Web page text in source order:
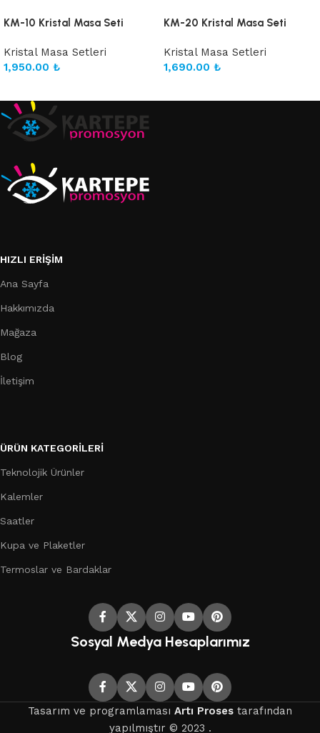
KM-10 Kristal Masa Seti
Kristal Masa Setleri
1,950.00 ₺
KM-20 Kristal Masa Seti
Kristal Masa Setleri
1,690.00 ₺
HIZLI ERIŞIM
Ana Sayfa
Hakkımızda
Mağaza
Blog
İletişim
ÜRÜN KATEGORILERI
Teknolojik Ürünler
Kalemler
Saatler
Kupa ve Plaketler
Termoslar ve Bardaklar
Sosyal Medya Hesaplarımız
Tasarım ve programlaması Artı Proses tarafından
yapılmıştır © 2023 .